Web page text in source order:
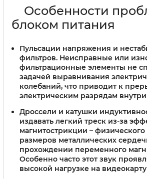
Особенности
блоком питания
Пульсации напряжения и
фильтров. Неисправные или
фильтрационные элементы не
задачей выравнивания
колебаний, что приводит к
электрическим разрядам
Дроссели и катушки
издавать легкий треск из-за
магнитострикции –
размеров металлических
прохождении переменного
Особенно часто этот звук
высокой нагрузке на